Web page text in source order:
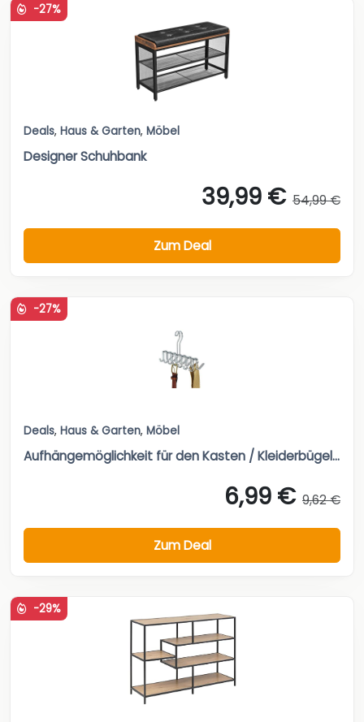
-27%
Deals, Haus & Garten, Möbel
Designer Schuhbank
39,99 € 54,99 €
Zum Deal
-27%
Deals, Haus & Garten, Möbel
Aufhängemöglichkeit für den Kasten / Kleiderbügel...
6,99 € 9,62 €
Zum Deal
-29%